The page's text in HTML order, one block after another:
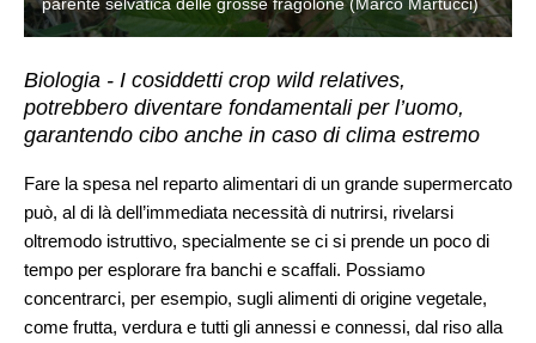
Biologia - I cosiddetti crop wild relatives,
potrebbero diventare fondamentali per l’uomo,
garantendo cibo anche in caso di clima estremo
Fare la spesa nel reparto alimentari di un grande supermercato
può, al di là dell’immediata necessità di nutrirsi, rivelarsi
oltremodo istruttivo, specialmente se ci si prende un poco di
tempo per esplorare fra banchi e scaffali. Possiamo
concentrarci, per esempio, sugli alimenti di origine vegetale,
come frutta, verdura e tutti gli annessi e connessi, dal riso alla